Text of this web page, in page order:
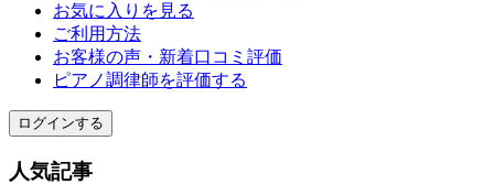
お気に入りを見る
ご利用方法
お客様の声・新着口コミ評価
ピアノ調律師を評価する
ログインする
人気記事